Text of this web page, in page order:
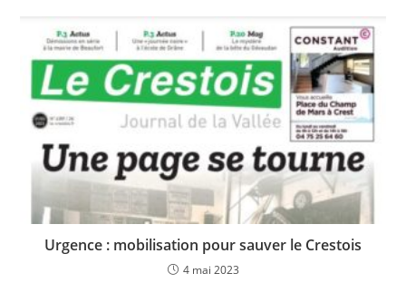
Urgence : mobilisation pour sauver le Crestois
4 mai 2023